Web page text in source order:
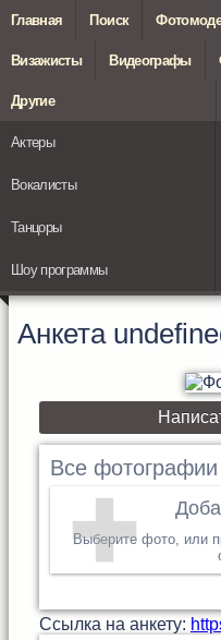
Главная Поиск
Визажисты Видеографы
Другие
Актеры
Вокалисты
Танцоры
Шоу программы
Анкета
Все фотографии
Выберите фото, или
Cсылка на анкету: